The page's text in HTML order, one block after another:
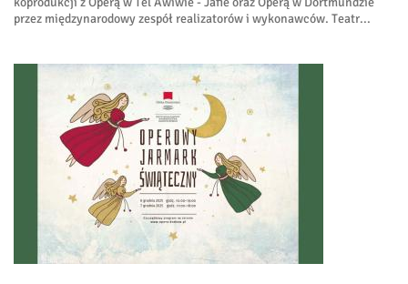
przez międzynarodowy zespół realizatorów i wykonawców. Teatr...